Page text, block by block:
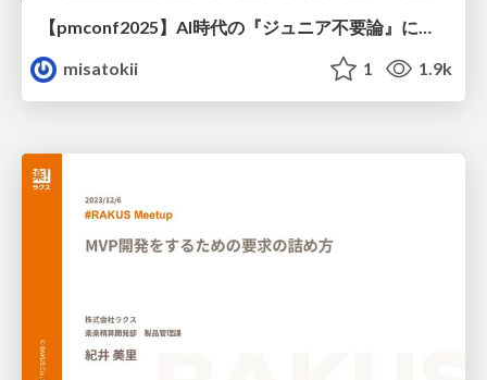
【pmconf2025】AI時代の『ジュニア不要論』に異議あり！ 未経験から戦力PdMを生み出すOJT戦略とは？
misatokii
1 1.9k